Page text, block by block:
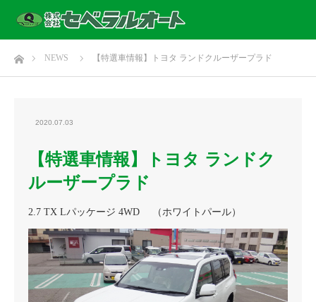
ホームNEWS 【特選車情報】トヨタ ランドクルーザープラド
2020.07.03
【特選車情報】トヨタ ランドク
ルーザープラド
2.7 TX Lパッケージ 4WD （ホワイトパール）